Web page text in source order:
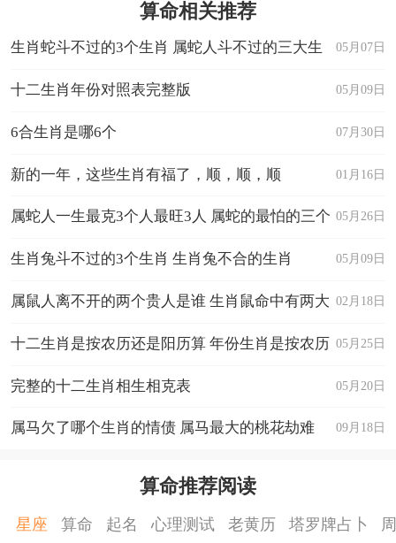
算命相关推荐
05月07日
生肖蛇斗不过的3个生肖 属蛇人斗不过的三大生
肖 05月09日
十二生肖年份对照表完整版
07月30日
6合生肖是哪6个
01月16日
新的一年，这些生肖有福了，顺，顺，顺
05月26日
属蛇人一生最克3个人最旺3人 属蛇的最怕的三个
生肖 05月09日
生肖兔斗不过的3个生肖 生肖兔不合的生肖
02月18日
属鼠人离不开的两个贵人是谁 生肖鼠命中有两大
贵人 05月25日
十二生肖是按农历还是阳历算 年份生肖是按农历
还是阳历算 05月20日
完整的十二生肖相生相克表
09月18日
属马欠了哪个生肖的情债 属马最大的桃花劫难
算命推荐阅读
星座 算命 起名 心理测试 老黄历 塔罗牌占卜